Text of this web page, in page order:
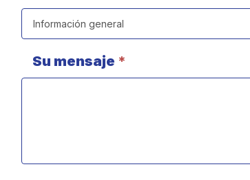
Su mensaje *